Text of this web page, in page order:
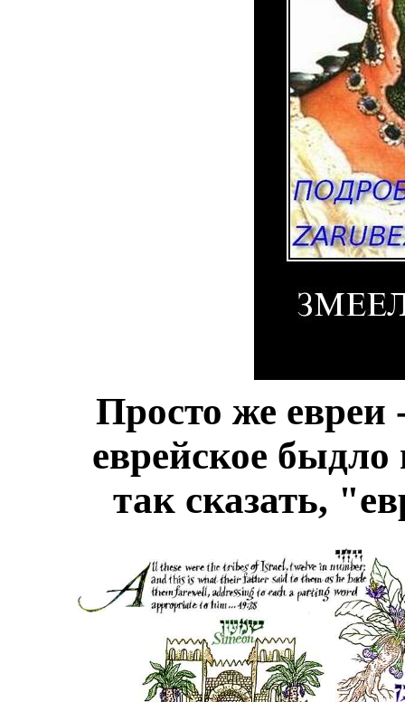
Просто же
еврейское быдло
так сказать,